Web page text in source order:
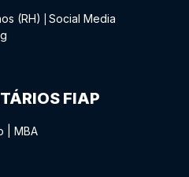
(RH)
Social Media
FIAP
MBA